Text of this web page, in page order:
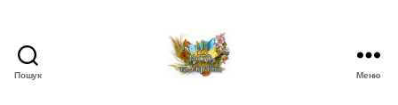
Пошук Меню